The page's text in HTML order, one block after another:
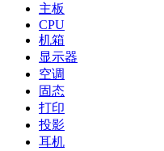
主板
CPU
机箱
显示器
空调
固态
打印
投影
耳机